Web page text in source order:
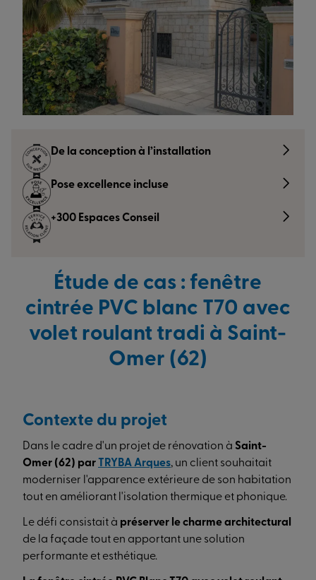
De la conception à l’installation
Pose excellence incluse
+300 Espaces Conseil
Étude de cas : fenêtre
cintrée PVC blanc T70 avec
volet roulant tradi à Saint-
Omer (62)
Contexte du projet
Dans le cadre d'un projet de rénovation à Saint-
Omer (62) par
TRYBA Arques, un client souhaitait
moderniser l'apparence extérieure de son habitation
tout en améliorant l'isolation thermique et phonique.
Le défi consistait à préserver le charme architectural
de la façade tout en apportant une solution
performante et esthétique.